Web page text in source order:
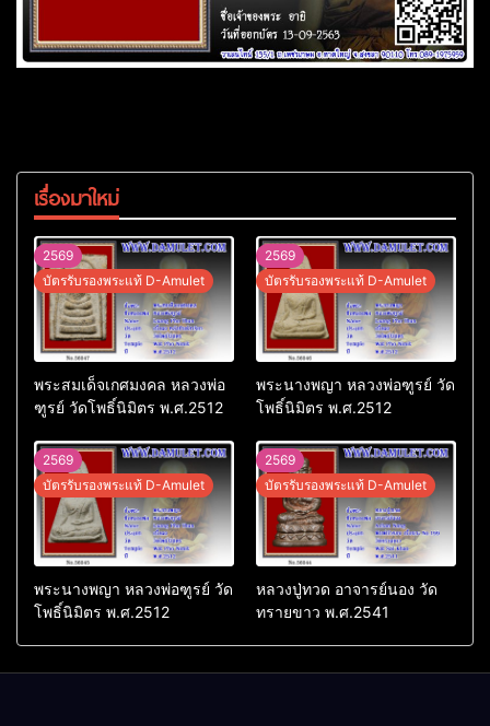
เรื่องมาใหม่
2569
บัตรรับรองพระแท้ D-Amulet
พระสมเด็จเกศมงคล หลวงพ่อ
ฑูรย์ วัดโพธิ์นิมิตร พ.ศ.2512
2569
บัตรรับรองพระแท้ D-Amulet
พระนางพญา หลวงพ่อฑูรย์ วัด
โพธิ์นิมิตร พ.ศ.2512
2569
บัตรรับรองพระแท้ D-Amulet
พระนางพญา หลวงพ่อฑูรย์ วัด
โพธิ์นิมิตร พ.ศ.2512
2569
บัตรรับรองพระแท้ D-Amulet
หลวงปู่ทวด อาจารย์นอง วัด
ทรายขาว พ.ศ.2541